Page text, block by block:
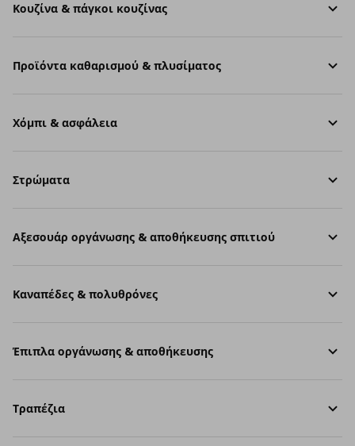
Κουζίνα & πάγκοι κουζίνας
Προϊόντα καθαρισμού & πλυσίματος
Χόμπι & ασφάλεια
Στρώματα
Aξεσουάρ οργάνωσης & αποθήκευσης σπιτιού
Καναπέδες & πολυθρόνες
Έπιπλα οργάνωσης & αποθήκευσης
Τραπέζια